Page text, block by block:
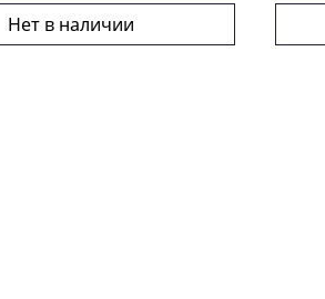
Нет в наличии